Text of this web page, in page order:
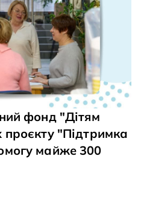
фонд "Дітям
"Підтримка
майже 300